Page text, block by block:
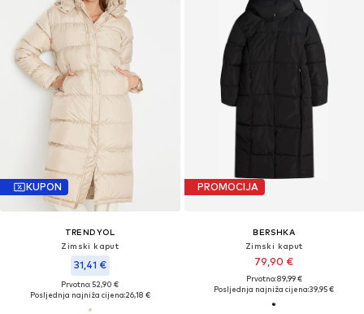
KUPON
TRENDYOL
Zimski kaput
31,41 €
Prvotno: 52,90 €
Posljednja najniža cijena:26,18 €
PROMOCIJA
BERSHKA
Zimski kaput
79,90 €
Prvotno: 89,99 €
Posljednja najniža cijena:39,95 €